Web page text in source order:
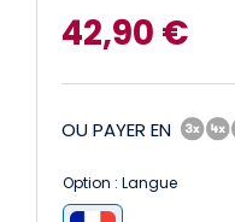
42,90 €
OU PAYER EN
Option : Langue